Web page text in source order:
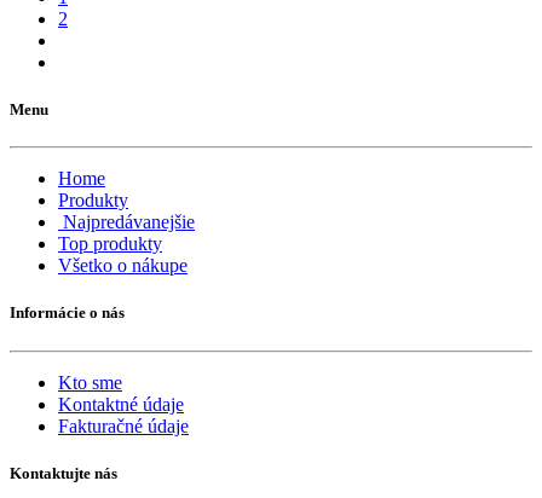
2
Menu
Home
Produkty
Najpredávanejšie
Top produkty
Všetko o nákupe
Informácie o nás
Kto sme
Kontaktné údaje
Fakturačné údaje
Kontaktujte nás